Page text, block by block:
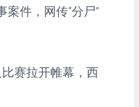
件，网传“分尸”
赛拉开帷幕，西